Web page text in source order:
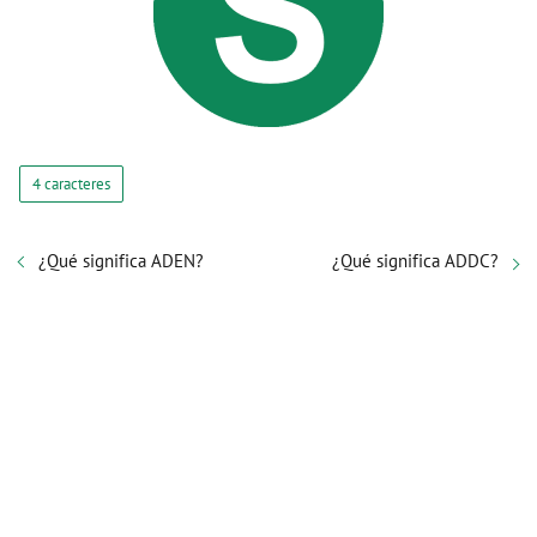
4 caracteres
¿Qué significa ADEN? ¿Qué significa ADDC?